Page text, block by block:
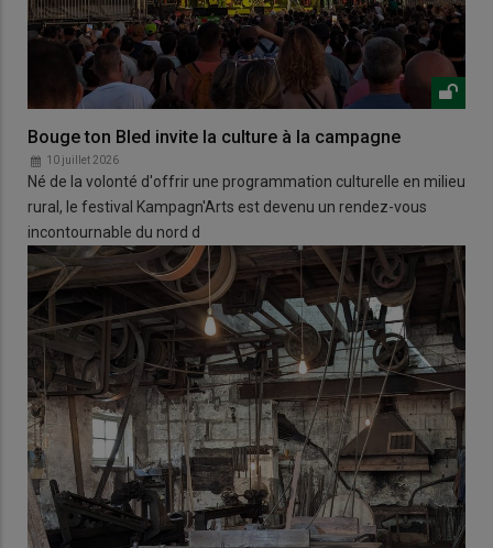
Bouge ton Bled invite la culture à la campagne
10 juillet 2026
Né de la volonté d'offrir une programmation culturelle en milieu
rural, le festival Kampagn'Arts est devenu un rendez-vous
incontournable du nord d